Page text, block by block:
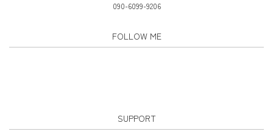
090-6099-9206
FOLLOW ME
SUPPORT